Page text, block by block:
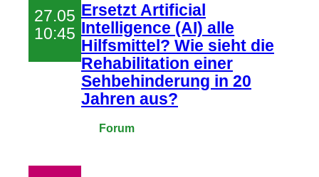
27.05
10:45
Ersetzt Artificial
Intelligence (AI) alle
Hilfsmittel? Wie sieht die
Rehabilitation einer
Sehbehinderung in 20
Jahren aus?
Forum